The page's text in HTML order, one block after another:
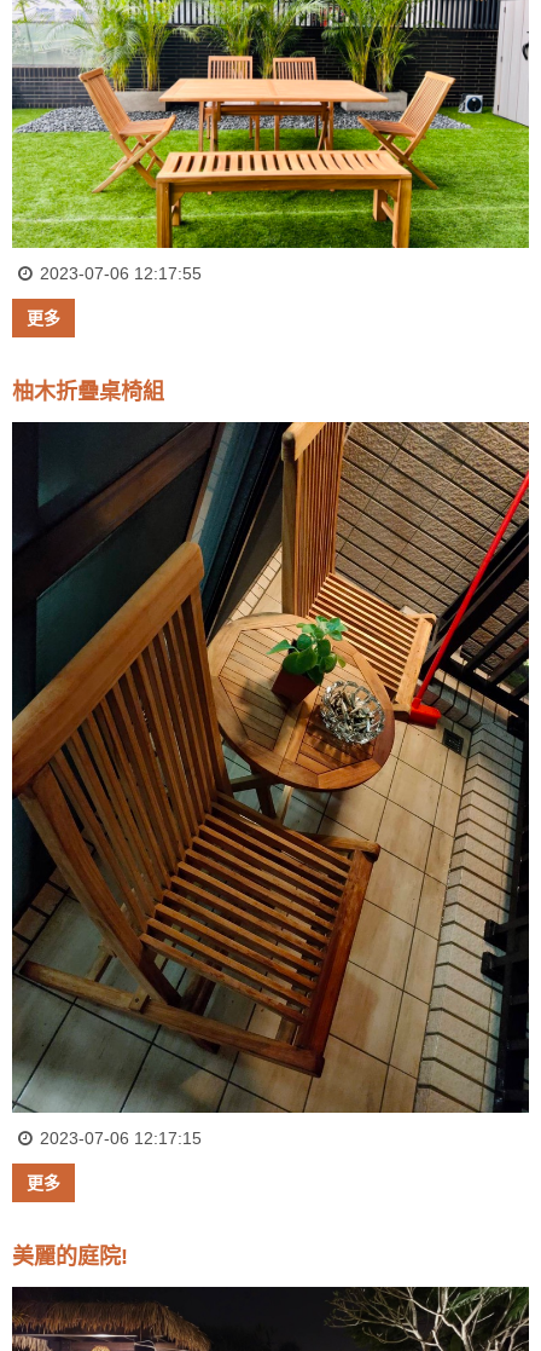
2023-07-06 12:17:55
更多
柚木折疊桌椅組
2023-07-06 12:17:15
更多
美麗的庭院!